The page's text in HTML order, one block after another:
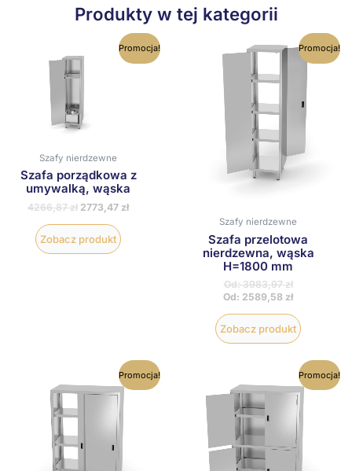
Produkty w tej kategorii
Promocja!
Szafy nierdzewne
Szafa porządkowa z
umywalką, wąska
4266,87zł 2773,47 zł
Zobacz produkt
Ten
produkt
produktu
Promocja!
Szafy nierdzewne
Szafa przelotowa
nierdzewna, wąska
H=1800 mm
Od:3983,97zł
Od: 2589,58 zł
Zobacz produkt
Ten
produkt
wiele
Opcje
można
na
Promocja!
Ten
produkt
Opcje
wybrać
Promocja!
Ten
produkt
Opcje
wybrać